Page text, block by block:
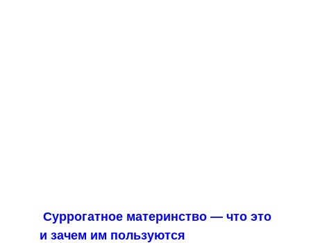
Суррогатное материнство — что это
и зачем им пользуются